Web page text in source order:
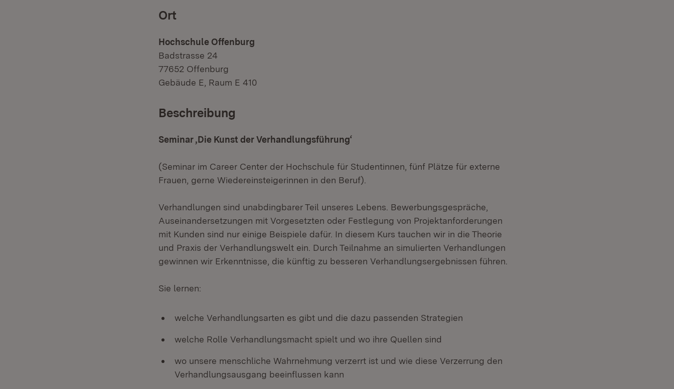
Ort
Hochschule Offenburg
Badstrasse 24
77652 Offenburg
Gebäude E, Raum E 410
Beschreibung
Seminar ‚Die Kunst der Verhandlungsführung‘
(Seminar im Career Center der Hochschule für Studentinnen, fünf Plätze für externe
Frauen, gerne Wiedereinsteigerinnen in den Beruf).
Verhandlungen sind unabdingbarer Teil unseres Lebens. Bewerbungsgespräche,
Auseinandersetzungen mit Vorgesetzten oder Festlegung von Projektanforderungen
mit Kunden sind nur einige Beispiele dafür. In diesem Kurs tauchen wir in die Theorie
und Praxis der Verhandlungswelt ein. Durch Teilnahme an simulierten Verhandlungen
gewinnen wir Erkenntnisse, die künftig zu besseren Verhandlungsergebnissen führen.
Sie lernen:
welche Verhandlungsarten es gibt und die dazu passenden Strategien
welche Rolle Verhandlungsmacht spielt und wo ihre Quellen sind
wo unsere menschliche Wahrnehmung verzerrt ist und wie diese Verzerrung den
Verhandlungsausgang beeinflussen kann